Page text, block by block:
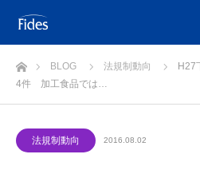
ホームBLOG 法規制動向
H27
4件 加工食品では…
法規制動向 2016.08.02